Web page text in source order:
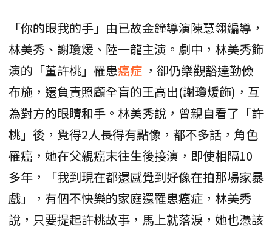
「你的眼我的手」由已故金鐘導演陳慧翎編導，
林美秀、謝瓊煖、陸一龍主演。劇中，林美秀飾
演的「董許桃」罹患癌症 ，卻仍樂觀豁達勤儉
布施，還負責照顧全盲的王高出(謝瓊煖飾)，互
為對方的眼睛和手。林美秀說，曾親自看了「許
桃」後，覺得2人長得有點像，都不多話，角色
罹癌，她在父親癌末往生後接演，即使相隔10
多年，「我到現在都還感覺到好像在拍那場家暴
戲」，有個不快樂的家庭還罹患癌症，林美秀
說，只要提起許桃故事，馬上就落淚，她也憑該